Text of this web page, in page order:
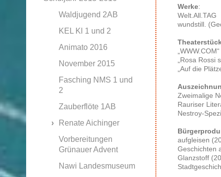
Werke:
Welt.All.TAG
wundstill.
„WWW.COM“
„Rosa Rossi
„Auf die
Zweimalige
Rauriser
Nestroy-
aufgleisen
Geschichten
Glanzstoff
Waldjugend 2AB
KEL Kl 1 und 2
Animato 2016
November 2015
Fasching NMS 1 und
2
Zauberflöte 1AB
Renate Aichinger
Vorbereitungen
Grünauer Advent
Nawi Landesmuseum